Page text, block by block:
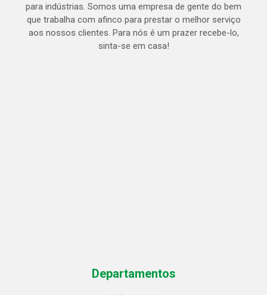
para indústrias. Somos uma empresa de gente do bem
que trabalha com afinco para prestar o melhor serviço
aos nossos clientes. Para nós é um prazer recebe-lo,
sinta-se em casa!
Departamentos